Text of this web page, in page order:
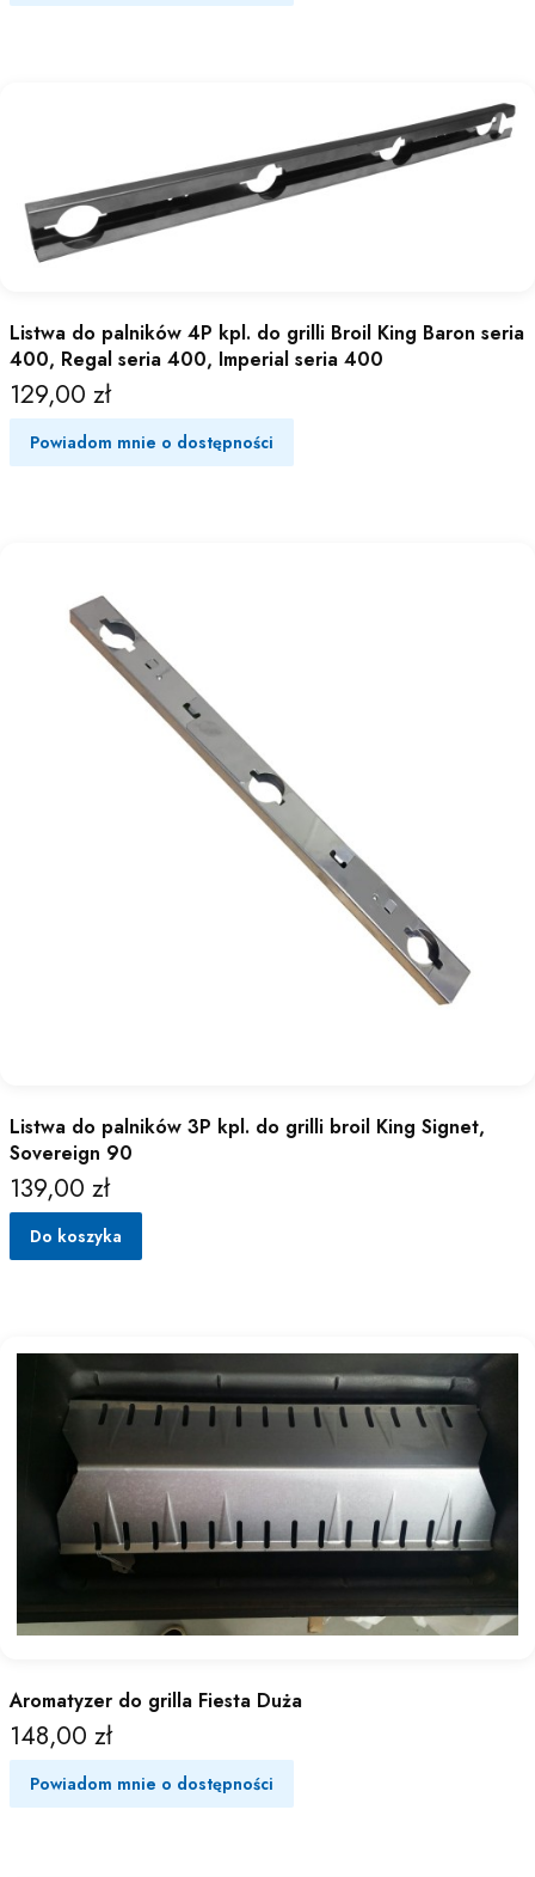
Listwa do palników 4P kpl. do grilli Broil King Baron seria
400, Regal seria 400, Imperial seria 400
Cena
129,00 zł
Powiadom mnie o dostępności
Listwa do palników 3P kpl. do grilli broil King Signet,
Sovereign 90
Cena
139,00 zł
Do koszyka
Aromatyzer do grilla Fiesta Duża
Cena
148,00 zł
Powiadom mnie o dostępności